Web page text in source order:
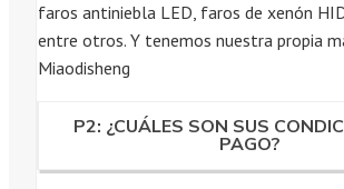
faros antiniebla LED, faros de xenón
entre otros. Y tenemos nuestra propia
Miaodisheng
P2: ¿CUÁLES SON SUS
PAGO?